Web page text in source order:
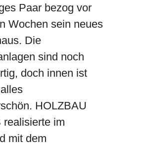
Paar bezog vor
Wochen sein neues
Die
sind noch
doch innen ist
HOLZBAU
realisierte im
mit dem